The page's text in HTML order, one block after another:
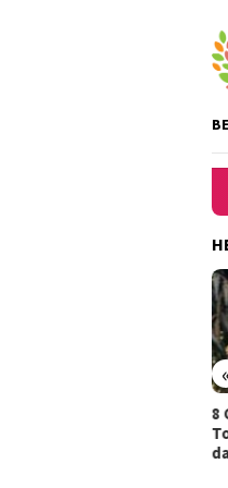
8 Cara
Tombol
dan